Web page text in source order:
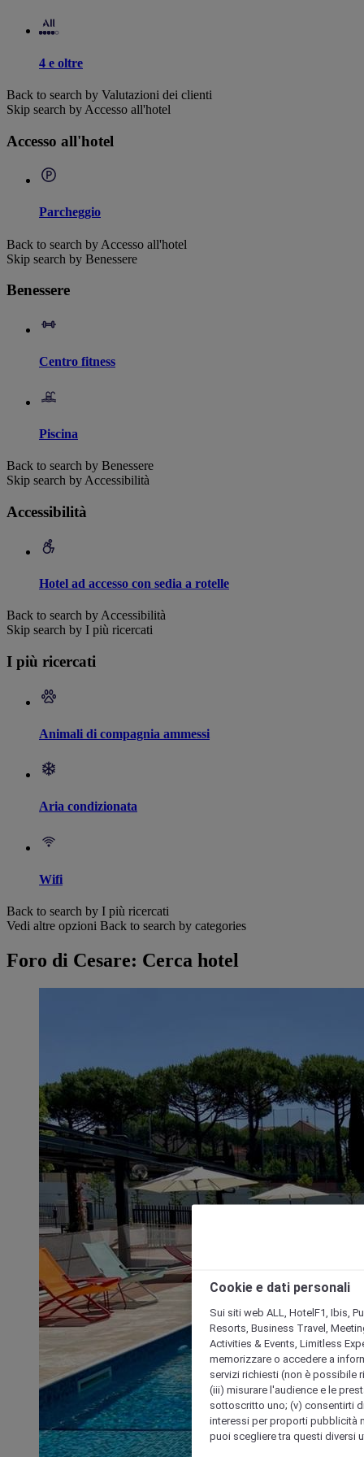
4 e oltre
Back to search by Valutazioni dei clienti
Skip search by Accesso all'hotel
Accesso all'hotel
Parcheggio
Back to search by Accesso all'hotel
Skip search by Benessere
Benessere
Centro fitness
Piscina
Back to search by Benessere
Skip search by Accessibilità
Accessibilità
Hotel ad accesso con sedia a rotelle
Back to search by Accessibilità
Skip search by I più ricercati
I più ricercati
Animali di compagnia ammessi
Aria condizionata
Wifi
Back to search by I più ricercati
Vedi altre opzioni Back to search by categories
Foro di Cesare: Cerca hotel
Cookie e dati personali
Sui siti web ALL, HotelF1, Ibis,
Resorts, Business Travel,
Activities & Events, Limitless
memorizzare o accedere a
servizi richiesti (non è possibile
(iii) misurare l'audience e le
sottoscritto uno; (v) consentirti
interessi per proporti pubblicità
puoi scegliere tra questi diversi